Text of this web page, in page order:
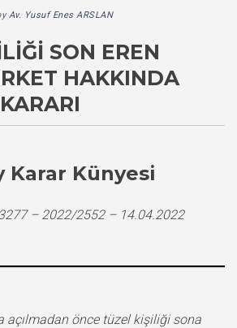
Av. Yusuf Enes ARSLAN
SON EREN
HAKKINDA
Karar Künyesi
– 2022/2552 – 14.04.2022
açılmadan önce tüzel kişiliği sona